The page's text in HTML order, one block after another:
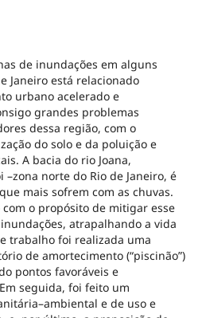
de inundações em alguns
Janeiro está relacionado
urbano acelerado e
grandes problemas
dessa região, com o
do solo e da poluição e
A bacia do rio Joana,
norte do Rio de Janeiro, é
mais sofrem com as chuvas.
o propósito de mitigar esse
atrapalhando a vida
trabalho foi realizada uma
de amortecimento (“piscinão”)
pontos favoráveis e
seguida, foi feito um
e de uso e